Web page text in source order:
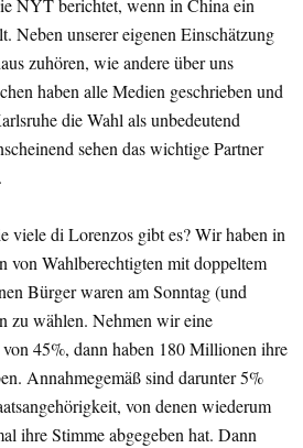
NYT berichtet, wenn in China ein
Neben unserer eigenen Einschätzung
zuhören, wie andere über uns
haben alle Medien geschrieben und
die Wahl als unbedeutend
sehen das wichtige Partner
viele di Lorenzos gibt es? Wir haben in
von Wahlberechtigten mit doppeltem
Bürger waren am Sonntag (und
zu wählen. Nehmen wir eine
45%, dann haben 180 Millionen ihre
Annahmegemäß sind darunter 5%
von denen wiederum
ihre Stimme abgegeben hat. Dann